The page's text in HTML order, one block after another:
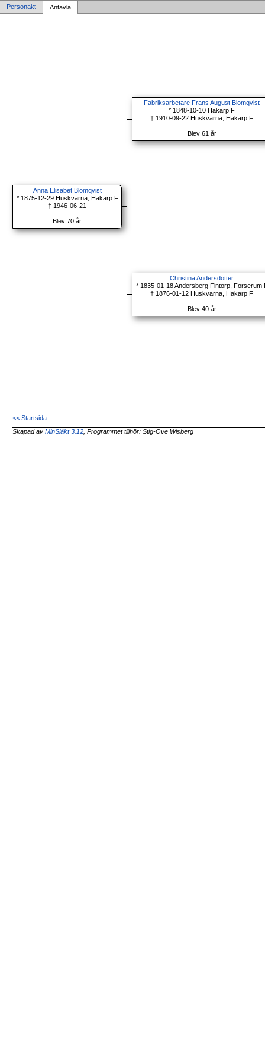
Personakt Antavla
Anna Elisabet Blomqvist
* 1875-12-29 Huskvarna, Hakarp F
† 1946-06-21
Blev 70 år
Fabriksarbetare Frans August Blomqvist
* 1848-10-10 Hakarp F
† 1910-09-22 Huskvarna, Hakarp F
Blev 61 år
Christina Andersdotter
* 1835-01-18 Andersberg Fintorp, Forserum
† 1876-01-12 Huskvarna, Hakarp F
Blev 40 år
<< Startsida
Skapad avMinSläkt 3.12 , Programmet tillhör: Stig-Ove Wisberg